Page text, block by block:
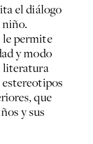
el diálogo
niño.
le permite
y modo
literatura
que
y sus